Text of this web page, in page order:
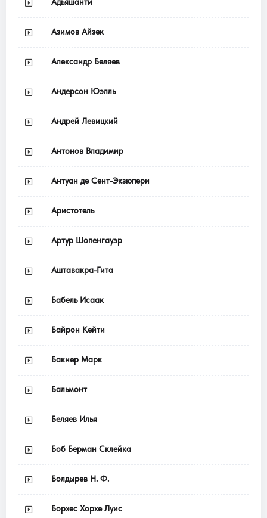
Азимов Айзек
Александр Беляев
Андерсон Юэлль
Андрей Левицкий
Антонов Владимир
Антуан де Сент-Экзюпери
Аристотель
Артур Шопенгауэр
Аштавакра-Гита
Бабель Исаак
Байрон Кейти
Бакнер Марк
Бальмонт
Беляев Илья
Боб Берман Склейка
Болдырев Н. Ф.
Борхес Хорхе Луис